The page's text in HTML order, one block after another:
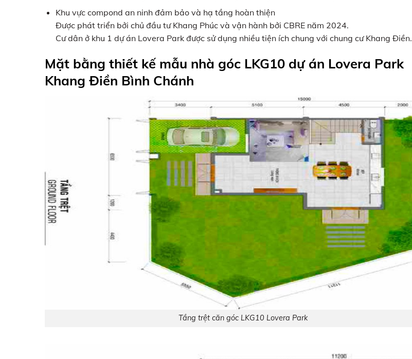
Khu vực compond an ninh đảm bảo và hạ tầng hoàn thiện
Được phát triển bởi chủ đầu tư Khang Phúc và vận hành bởi CBRE năm 2024.
Cư dân ở khu 1 dự án Lovera Park được sử dụng nhiều tiện ích chung với chung cư Khang Điền.
Mặt bằng thiết kế mẫu nhà góc LKG10 dự án Lovera Park
Khang Điền Bình Chánh
Tầng trệt căn góc LKG10 Lovera Park